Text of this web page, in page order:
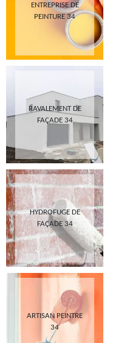
ENTREPRISE DE
PEINTURE 34
RAVALEMENT DE
FAÇADE 34
HYDROFUGE DE
FAÇADE 34
ARTISAN PEINTRE
34